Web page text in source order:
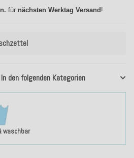
waschbar
In den folgenden Kategorien
für nächsten Werktag Versand !